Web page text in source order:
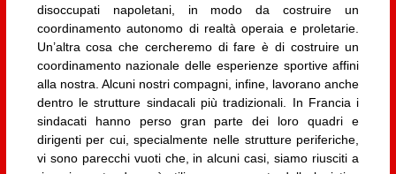
disoccupati napoletani, in modo da costruire un
coordinamento autonomo di realtà operaia e proletarie.
Un’altra cosa che cercheremo di fare è di costruire un
coordinamento nazionale delle esperienze sportive affini
alla nostra. Alcuni nostri compagni, infine, lavorano anche
dentro le strutture sindacali più tradizionali. In Francia i
sindacati hanno perso gran parte dei loro quadri e
dirigenti per cui, specialmente nelle strutture periferiche,
vi sono parecchi vuoti che, in alcuni casi, siamo riusciti a